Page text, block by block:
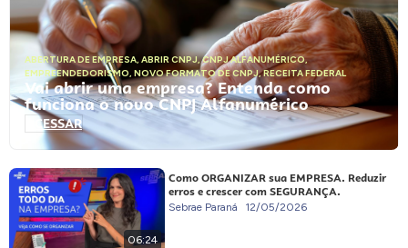
ABERTURA DE EMPRESA, ABRIR CNPJ,CNPJ ALFANUMÉRICO,
EMPREENDEDORISMO, NOVO FORMATO DE CNPJ,RECEITA FEDERAL
Vai abrir uma empresa? Entenda como
funciona o novo CNPJ Alfanumérico
ACESSAR
06:24
Como ORGANIZAR sua EMPRESA. Reduzir
erros e crescer com SEGURANÇA.
Sebrae Paraná 12/05/2026